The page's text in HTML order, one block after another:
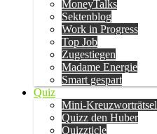
MoneyTalks
Sektenblog
Work in Progress
Top Job
Zugestiegen
Madame Energie
Smart gespart
Quiz
Mini-Kreuzworträtsel
Quizz den Huber
Quizzticle